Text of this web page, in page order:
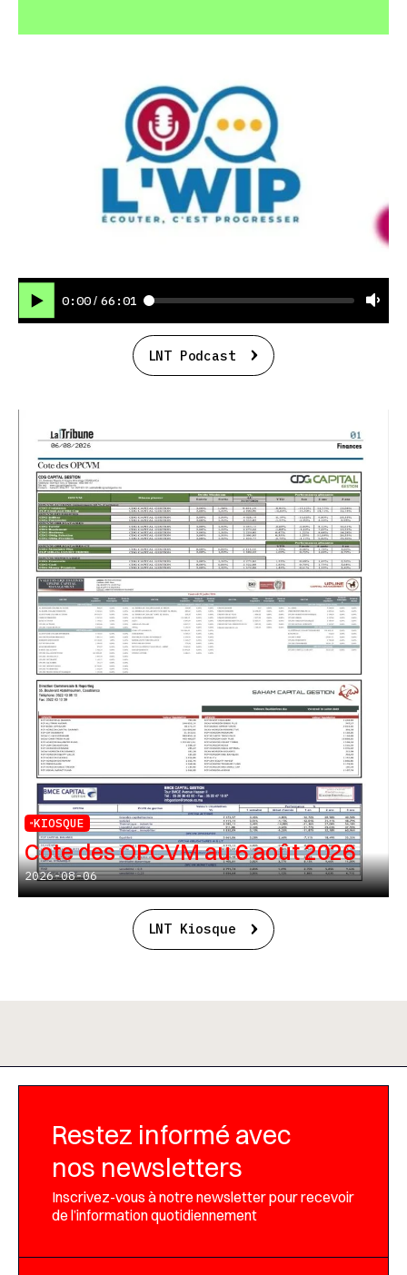
0:00 / 66:01
LNT Podcast
KIOSQUE
Cote des OPCVM au 6 août 2026
2026-08-06
LNT Kiosque
Restez informé avec
nos newsletters
Inscrivez-vous à notre newsletter pour recevoir
de l’information quotidiennement